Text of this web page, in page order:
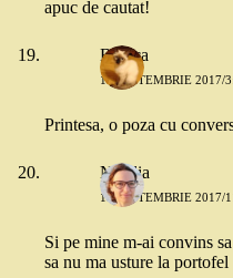
apuc de cautat!
Bianca
10 SEPTEMBRIE 2017/
Printesa, o poza cu
Natalia
11 SEPTEMBRIE 2017/
Si pe mine m-ai convins
sa nu ma usture la